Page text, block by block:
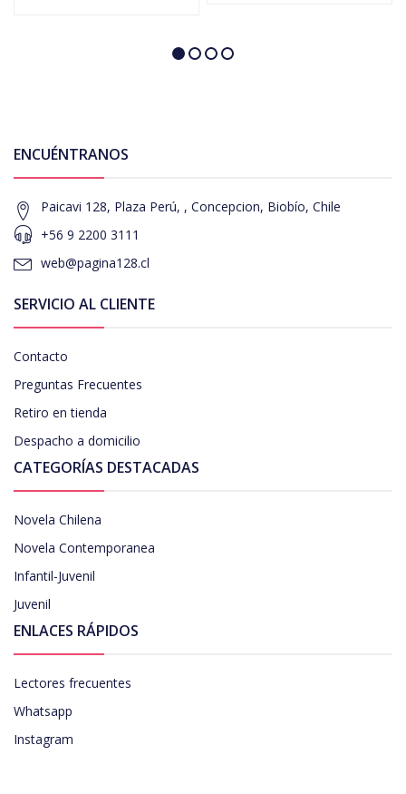
ENCUÉNTRANOS
Paicavi 128, Plaza Perú, , Concepcion, Biobío, Chile
+56 9 2200 3111
web@pagina128.cl
SERVICIO AL CLIENTE
Contacto
Preguntas Frecuentes
Retiro en tienda
Despacho a domicilio
CATEGORÍAS DESTACADAS
Novela Chilena
Novela Contemporanea
Infantil-Juvenil
Juvenil
ENLACES RÁPIDOS
Lectores frecuentes
Whatsapp
Instagram